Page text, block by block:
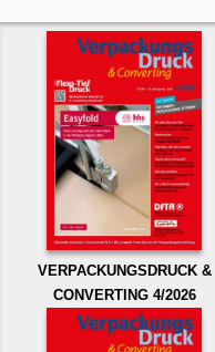
VERPACKUNGSDRUCK &
CONVERTING 4/2026